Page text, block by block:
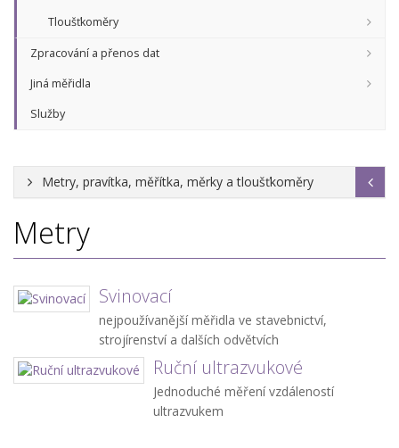
Tloušťkoměry
Zpracování a přenos dat
Jiná měřidla
Služby
Metry, pravítka, měřítka, měrky a tloušťkoměry
Metry
Svinovací
nejpoužívanější měřidla ve stavebnictví,
strojírenství a dalších odvětvích
Ruční ultrazvukové
Jednoduché měření vzdáleností
ultrazvukem